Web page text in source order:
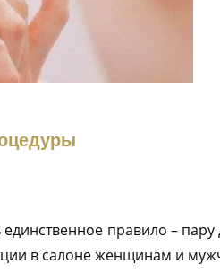
правило –
в салоне женщинам и